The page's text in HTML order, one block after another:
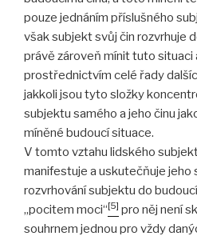
pouze jednáním příslušného
však subjekt svůj čin rozvrhuje
právě zároveň mínit tuto
prostřednictvím celé řady
jakkoli jsou tyto složky
subjektu samého a jeho činu
míněné budoucí situace.
V tomto vztahu lidského
manifestuje a uskutečňuje jeho
rozvrhování subjektu do
„pocitem moci“[5] pro něj není
souhrnem jednou pro vždy